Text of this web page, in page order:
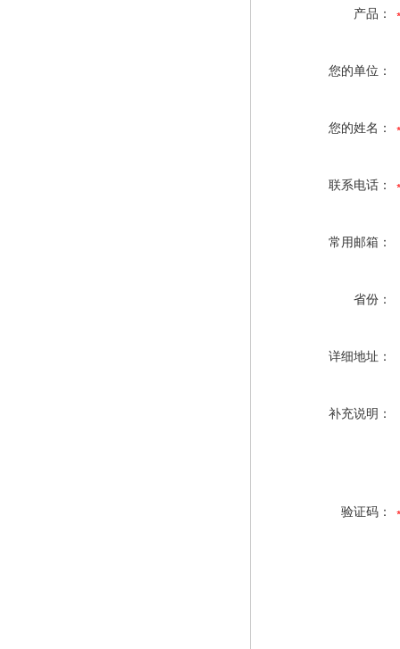
产品：
您的单位：
您的姓名：
联系电话：
常用邮箱：
省份：
详细地址：
补充说明：
验证码：